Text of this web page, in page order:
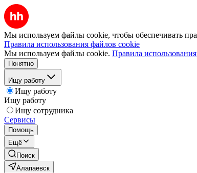
Мы используем файлы cookie, чтобы обеспечивать
Правила использования файлов cookie
Мы используем файлы cookie. Правила
Понятно
Ищу работу
Ищу работу
Ищу работу
Ищу сотрудника
Сервисы
Помощь
Ещё
Поиск
Алапаевск